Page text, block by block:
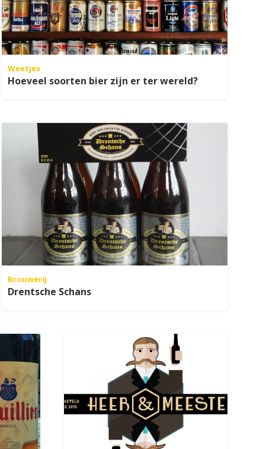
Weetjes
Hoeveel soorten bier zijn er ter wereld?
Brouwerij
Drentsche Schans